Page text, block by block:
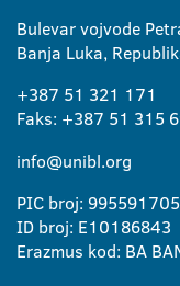
Bulevar vojvode
Banja Luka,
+387 51 321 171
Faks: +387 51 315
info@unibl.org
PIC broj: 995591705
ID broj: E10186843
Erazmus kod: BA